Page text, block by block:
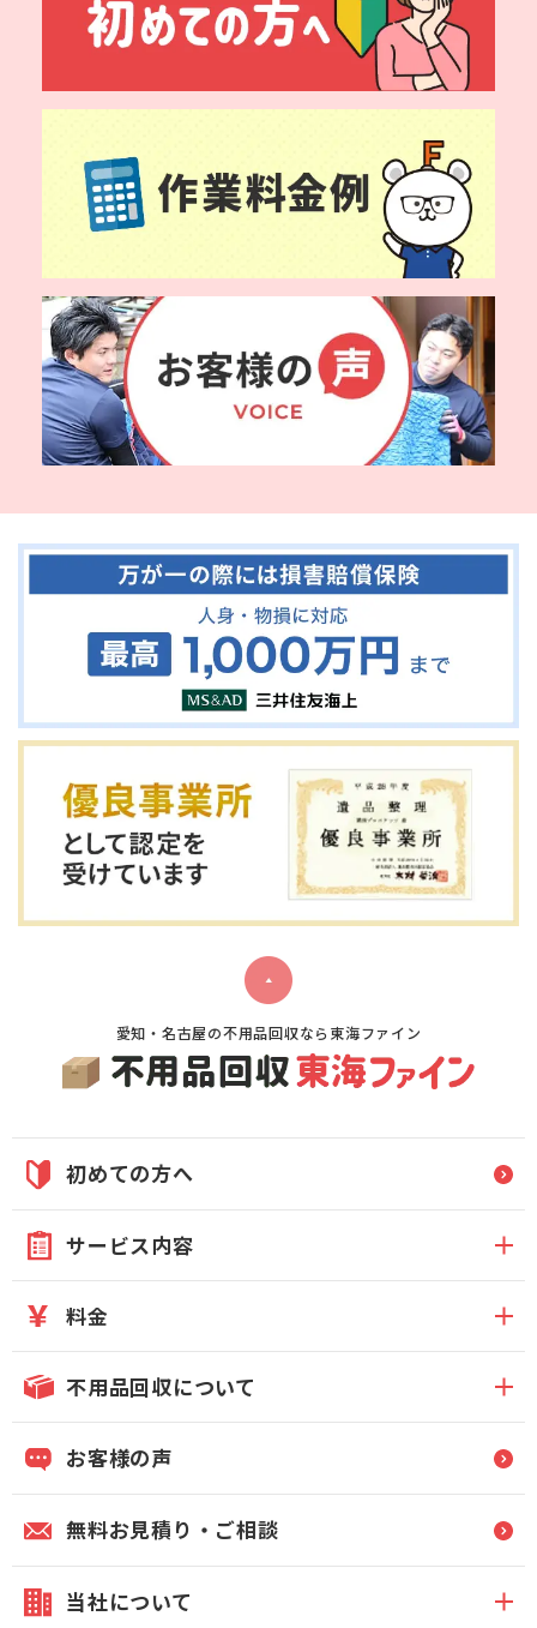
愛知・名古屋の不用品回収なら東海ファイン
初めての方へ
サービス内容
料金
不用品回収について
お客様の声
無料お見積り・ご相談
当社について